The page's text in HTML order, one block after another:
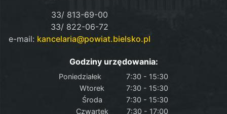
33/ 813-69-00
33/ 822-06-72
e-mail: kancelaria@powiat.bielsko.pl
Godziny urzędowania:
Poniedziałek
7:30 - 15:30
Wtorek
7:30 - 15:30
Środa
7:30 - 15:30
Czwartek
7:30 - 17:00